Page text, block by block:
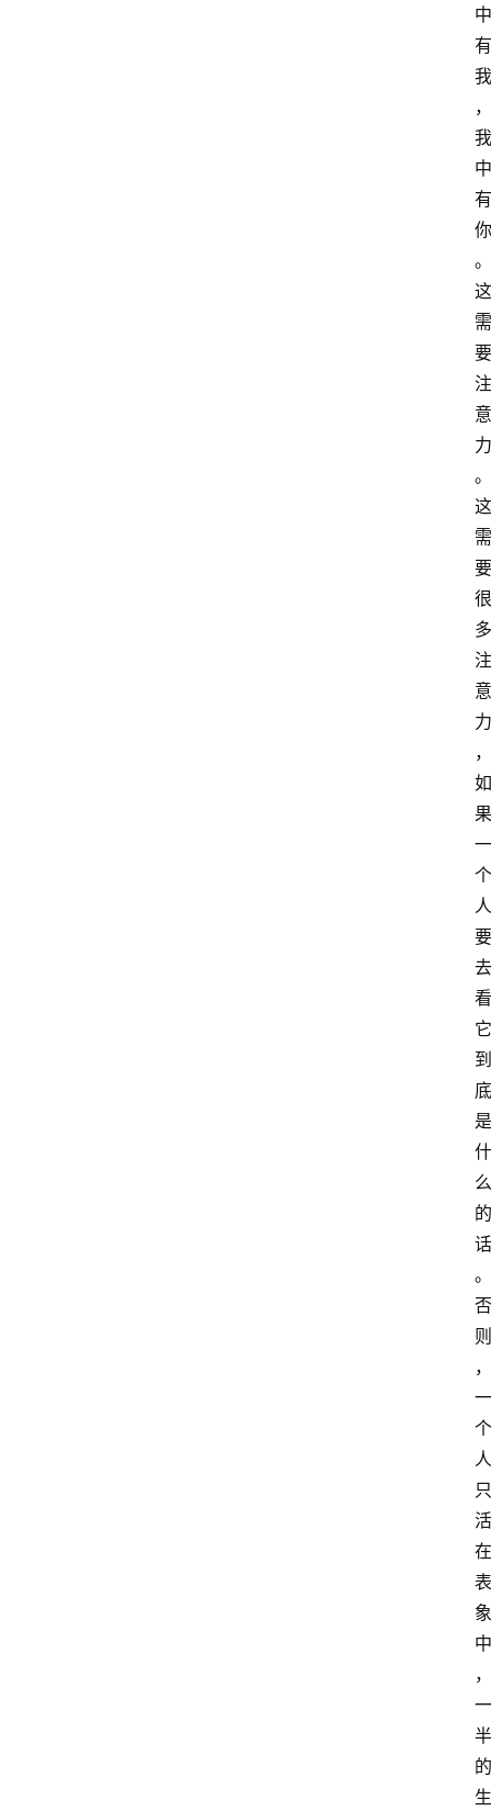
中
有
我
，
我
中
有
你
。
这
需
要
注
意
力
。
这
需
要
很
多
注
意
力
，
如
果
一
个
人
要
去
看
它
到
底
是
什
么
的
话
。
否
则
，
一
个
人
只
活
在
表
象
中
，
一
半
的
生